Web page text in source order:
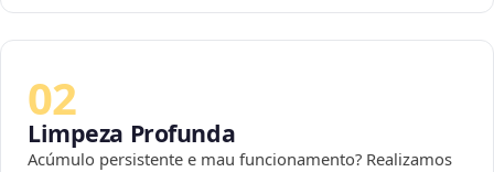
02
Limpeza Profunda
Acúmulo persistente e mau funcionamento? Realizamos